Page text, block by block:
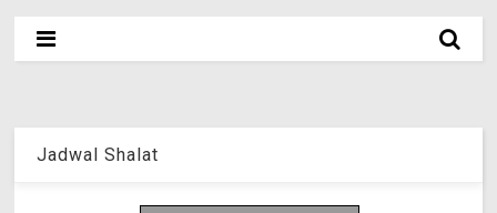
Jadwal Shalat